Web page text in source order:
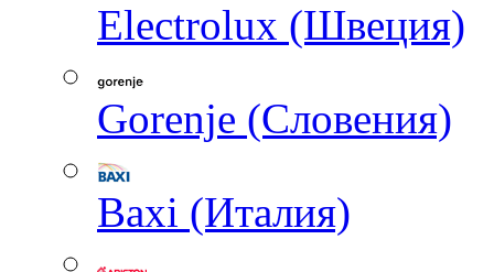
Electrolux (Швеция)
Gorenje (Словения)
Baxi (Италия)